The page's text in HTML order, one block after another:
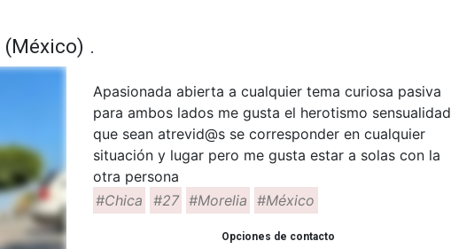
(México) .
Apasionada abierta a cualquier tema curiosa pasiva
para ambos lados me gusta el herotismo sensualidad
que sean atrevid@s se corresponder en cualquier
situación y lugar pero me gusta estar a solas con la
otra persona
#Chica
#27 #Morelia #México
Opciones de contacto